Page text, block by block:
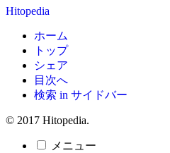
Hitopedia
ホーム
トップ
シェア
目次へ
検索 in サイドバー
© 2017 Hitopedia.
メニュー